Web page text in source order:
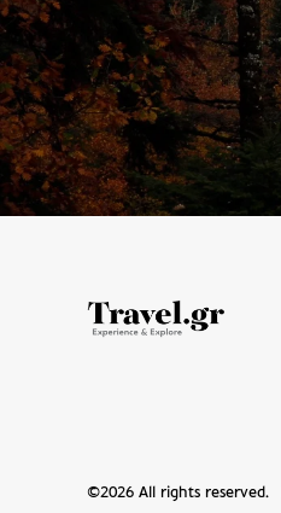
©2026 All rights reserved.